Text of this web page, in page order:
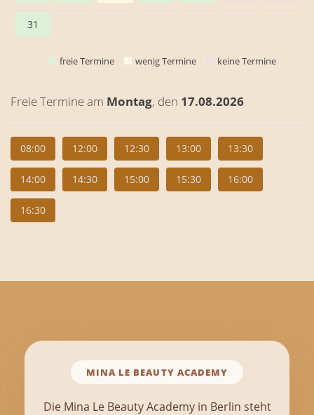
31
freie Termine wenig Termine keine Termine
Freie Termine am Montag, den 17.08.2026
08:00 12:00 12:30 13:00 13:30
14:00 14:30 15:00 15:30 16:00
16:30
MINA LE BEAUTY ACADEMY
Die Mina Le Beauty Academy in Berlin steht